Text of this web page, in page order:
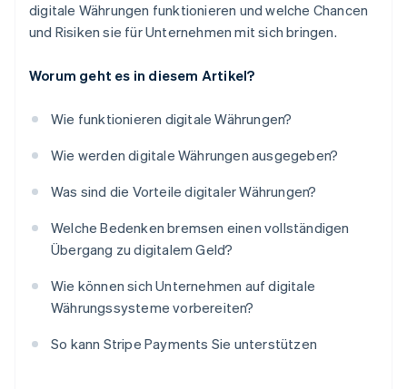
digitale Währungen funktionieren und welche Chancen
und Risiken sie für Unternehmen mit sich bringen.
Worum geht es in diesem Artikel?
Wie funktionieren digitale Währungen?
Wie werden digitale Währungen ausgegeben?
Was sind die Vorteile digitaler Währungen?
Welche Bedenken bremsen einen vollständigen
Übergang zu digitalem Geld?
Wie können sich Unternehmen auf digitale
Währungssysteme vorbereiten?
So kann Stripe Payments Sie unterstützen